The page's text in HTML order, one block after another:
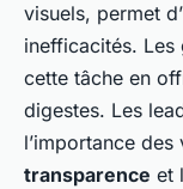
visuels, permet
inefficacités.
cette tâche en
digestes. Les
l’importance
transparence et